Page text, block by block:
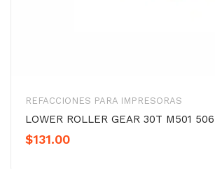
REFACCIONES PARA IMPRESORAS
LOWER ROLLER GEAR 30T M501
$131.00